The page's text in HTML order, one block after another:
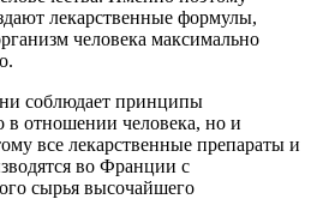
лекарственные формулы,
человека максимально
соблюдает принципы
в отношении человека, но и
все лекарственные препараты и
во Франции с
сырья высочайшего